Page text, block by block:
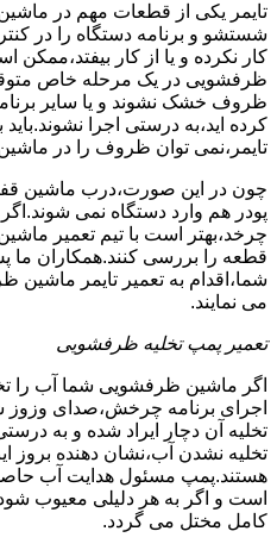
تایمر یکی از قطعات مهم در
شستشو و برنامه دستگاه را در
کار نکرده و یا از کار
ظرفشویی در یک مرحله خاص
ظروف خشک نشوند و یا سایر
کرده اید،به درستی اجرا
تایمر،نمی توان ظروف را در
چون در این صورت،درب ماشین
پودر هم وارد دستگاه نمی
چرخد،بهتر است با تیم تعمیر
قطعه را بررسی کنند.همکاران
شما،اقدام به تعمیر تایمر
می نمایند.
تعمیر پمپ تخلیه ظرفشویی
اگر ماشین ظرفشویی شما آب را
اجرای برنامه چرخش،صدای وزوز
تخلیه آن دچار ایراد شده و به
تخلیه نشدن آب،نشان دهنده بروز
هستند.پمپ مسئول هدایت آب
است و اگر به هر دلیلی معیوب
کامل مختل می گردد.